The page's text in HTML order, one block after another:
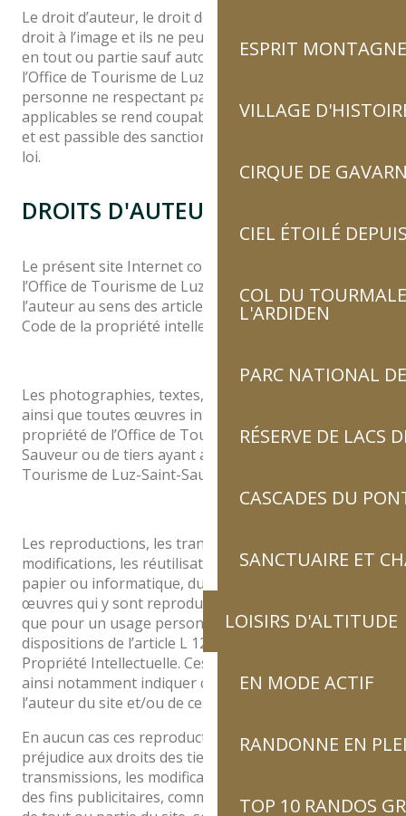
ESPRIT MONTAGNE
VILLAGE
CIRQUE DE
CIEL ÉTOILÉ
COL DU
L'ARDIDEN
PARC NATIONAL
RÉSERVE DE LACS
CASCADES DU
SANCTUAIRE ET
LOISIRS D'ALTITUDE
EN MODE ACTIF
RANDONNE EN
TOP 10 RANDOS
Le droit d’auteur, le droit des marques ainsi que le
droit à l’image et ils ne peuvent être copiés ou imités
en tout ou partie sauf autorisation expresse de
l’Office de Tourisme de Luz-Saint-Sauveur. Toute
personne ne respectant pas les dispositions légales
applicables se rend coupable du délit de contrefaçon
et est passible des sanctions pénales prévues par la
loi.
DROITS D'AUTEURS
Le présent site Internet constitue une œuvre dont
l’Office de Tourisme de Luz-Saint-Sauveur est
l’auteur au sens des articles L. 111.1 et suivants du
Code de la propriété intellectuelle.
Les photographies, textes, logos, pictogrammes,
ainsi que toutes œuvres intégrées dans le site sont la
propriété de l’Office de Tourisme de Luz-Saint-
Sauveur ou de tiers ayant autorisé l’Office de
Tourisme de Luz-Saint-Sauveur à les utiliser.
Les reproductions, les transmissions, les
modifications, les réutilisations, sur un support
papier ou informatique, dudit site Internet et des
œuvres qui y sont reproduites ne sont autorisées
que pour un usage personnel et privé conforme aux
dispositions de l’article L 122-5 du Code de la
Propriété Intellectuelle. Ces reproductions devront
ainsi notamment indiquer clairement la source et
l’auteur du site et/ou de ces œuvres multimédias.
En aucun cas ces reproductions ne sauraient porter
préjudice aux droits des tiers. Les reproductions, les
transmissions, les modifications, les réutilisations à
des fins publicitaires, commerciales ou d’information,